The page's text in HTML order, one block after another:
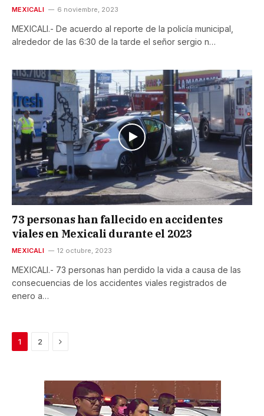
MEXICALI 6 noviembre, 2023
MEXICALI.- De acuerdo al reporte de la policía municipal,
alrededor de las 6:30 de la tarde el señor sergio n…
73 personas han fallecido en accidentes
viales en Mexicali durante el 2023
MEXICALI 12 octubre, 2023
MEXICALI.- 73 personas han perdido la vida a causa de las
consecuencias de los accidentes viales registrados de
enero a…
1 2 Next